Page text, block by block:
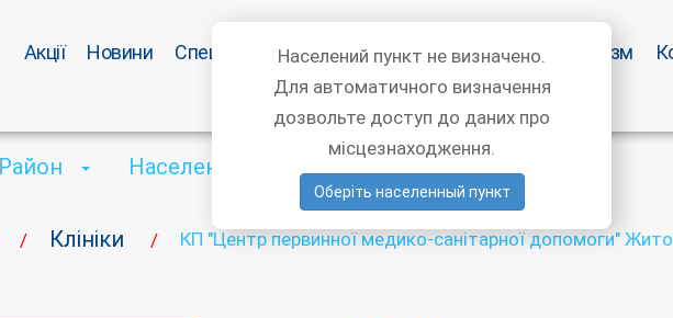
Акції Новини Спецпропозиції Статті лікарів Медичний туризм
/ Клініки / КП "Центр первинної медико-санітарної допомоги"
Район Населений пункт
Населений пункт не визначено.
Для автоматичного визначення
дозвольте доступ до даних про
місцезнаходження.
Оберіть населенный пункт